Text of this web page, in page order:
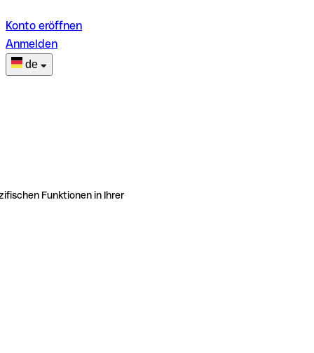
Konto eröffnen
Anmelden
de
Funktionen in Ihrer